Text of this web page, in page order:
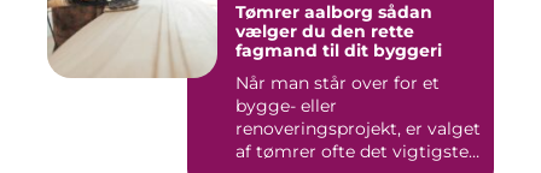
Tømrer aalborg sådan
vælger du den rette
fagmand til dit byggeri
Når man står over for et
bygge- eller
renoveringsprojekt, er valget
af tømrer ofte det vigtigste